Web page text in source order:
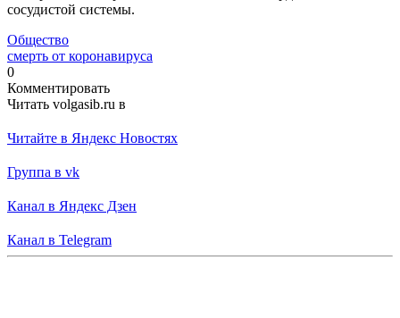
сосудистой системы.
Общество
смерть от коронавируса
0
Комментировать
Читать volgasib.ru в
Читайте в Яндекс Новостях
Группа в vk
Канал в Яндекс Дзен
Канал в Telegram